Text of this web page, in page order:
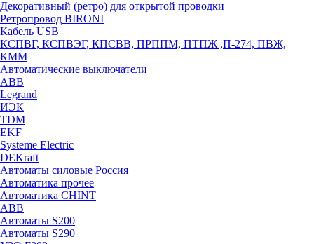
Декоративный (ретро) для открытой проводки
Ретропровод BIRONI
Кабель USB
КСПВГ, КСПВЭГ, КПСВВ, ПРППМ, ПТПЖ ,П-274, ПВЖ,
КММ
Автоматические выключатели
ABB
Legrand
ИЭК
TDM
EKF
Systeme Electric
DEKraft
Автоматы силовые Россия
Автоматика прочее
Автоматика CHINT
ABB
Автоматы S200
Автоматы S290